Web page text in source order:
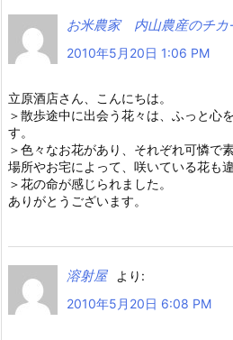
お米農家 内山農産のチ
2010年5月20日 1:06 PM
立原酒店さん、こんにちは。
＞散歩途中に出会う花々は、ふっと心
す。
＞色々なお花があり、それぞれ可憐で
場所やお宅によって、咲いている花も
＞花の命が感じられました。
ありがとうございます。
溶射屋
より:
2010年5月20日 6:08 PM